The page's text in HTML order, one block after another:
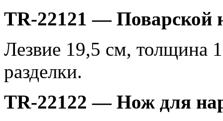
TR-22121 — Поварской
Лезвие 19,5 см, толщина
разделки.
TR-22122 — Нож для